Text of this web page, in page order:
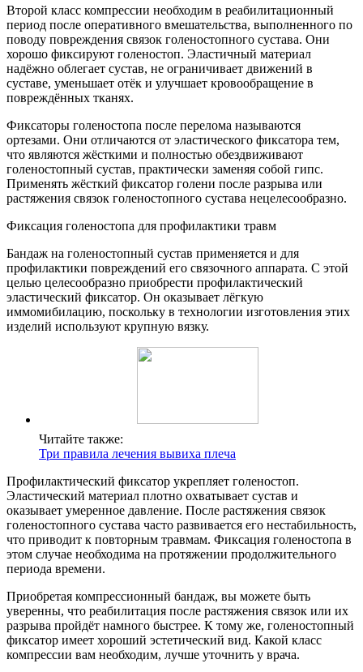
Второй класс компрессии необходим в реабилитационный
период после оперативного вмешательства, выполненного по
поводу повреждения связок голеностопного сустава. Они
хорошо фиксируют голеностоп. Эластичный материал
надёжно облегает сустав, не ограничивает движений в
суставе, уменьшает отёк и улучшает кровообращение в
повреждённых тканях.
Фиксаторы голеностопа после перелома называются
ортезами. Они отличаются от эластического фиксатора тем,
что являются жёсткими и полностью обездвиживают
голеностопный сустав, практически заменяя собой гипс.
Применять жёсткий фиксатор голени после разрыва или
растяжения связок голеностопного сустава нецелесообразно.
Фиксация голеностопа для профилактики травм
Бандаж на голеностопный сустав применяется и для
профилактики повреждений его связочного аппарата. С этой
целью целесообразно приобрести профилактический
эластический фиксатор. Он оказывает лёгкую
иммомибилацию, поскольку в технологии изготовления этих
изделий используют крупную вязку.
Читайте также:
Три правила лечения вывиха плеча
Профилактический фиксатор укрепляет голеностоп.
Эластический материал плотно охватывает сустав и
оказывает умеренное давление. После растяжения связок
голеностопного сустава часто развивается его нестабильность,
что приводит к повторным травмам. Фиксация голеностопа в
этом случае необходима на протяжении продолжительного
периода времени.
Приобретая компрессионный бандаж, вы можете быть
уверенны, что реабилитация после растяжения связок или их
разрыва пройдёт намного быстрее. К тому же, голеностопный
фиксатор имеет хороший эстетический вид. Какой класс
компрессии вам необходим, лучше уточнить у врача.